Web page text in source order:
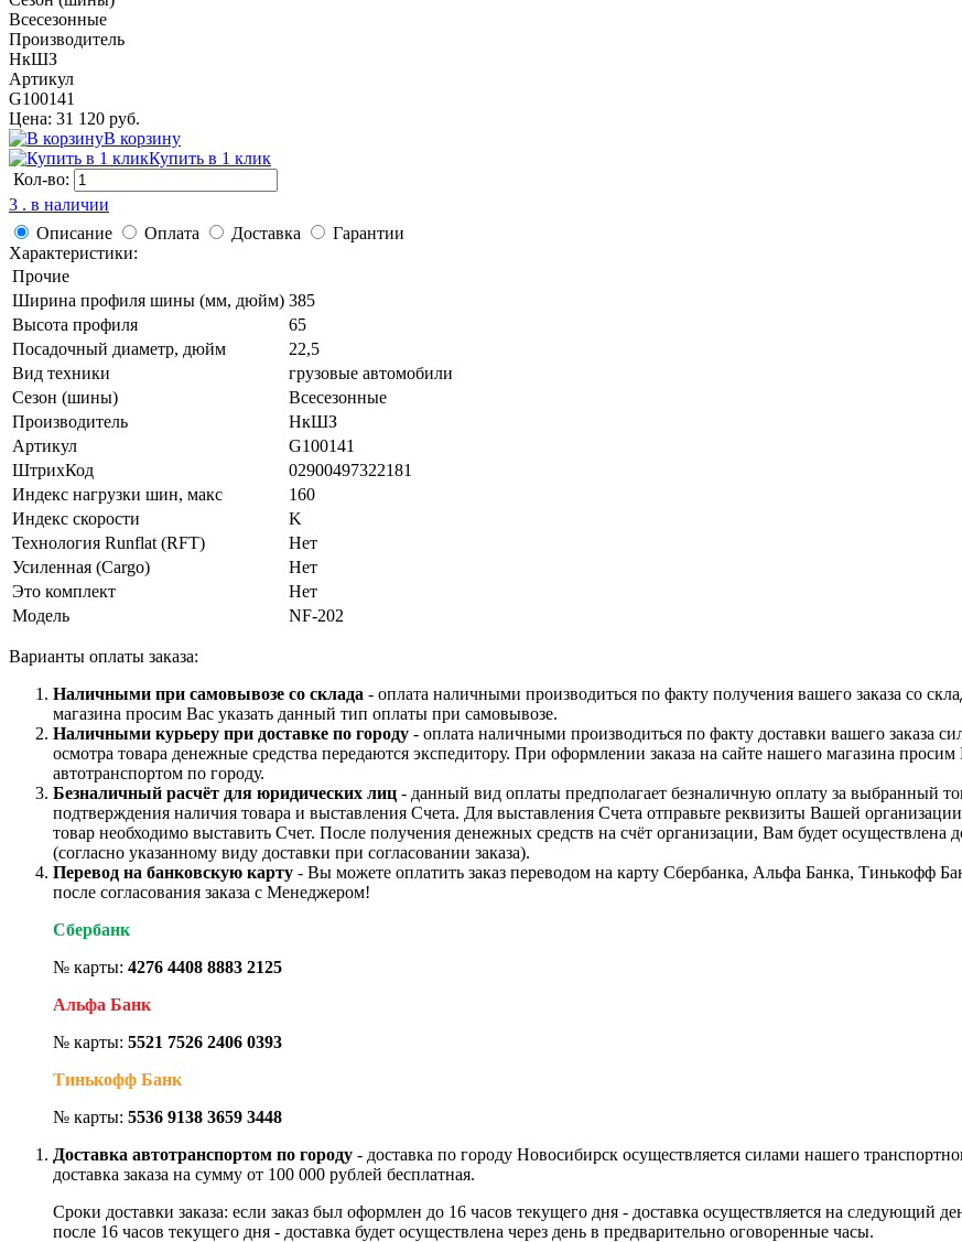
Всесезонные
Производитель
НкШЗ
Артикул
G100141
Цена: 31 120 руб.
В корзину
Купить в 1 клик
Кол-во:
3 . в наличии
Описание
Оплата Доставка
Гарантии
Характеристики:
Прочие
Ширина профиля шины (мм, дюйм) 385
Высота профиля
65
Посадочный диаметр, дюйм
22,5
Вид техники
грузовые автомобили
Сезон (шины)
Всесезонные
Производитель
НкШЗ
Артикул
G100141
ШтрихКод
02900497322181
Индекс нагрузки шин, макс
160
Индекс скорости
K
Технология Runflat (RFT)
Нет
Усиленная (Cargo)
Нет
Это комплект
Нет
Модель
NF-202
Варианты оплаты заказа:
Наличными при самовывозе со склада - оплата наличными производиться по факту получения вашего заказа со
магазина просим Вас указать данный тип оплаты при самовывозе.
Наличными курьеру при доставке по городу - оплата наличными производиться по факту доставки вашего заказа
осмотра товара денежные средства передаются экспедитору. При оформлении заказа на сайте нашего магазина
автотранспортом по городу.
Безналичный расчёт для юридических лиц - данный вид оплаты предполагает безналичную оплату за
подтверждения наличия товара и выставления Счета. Для выставления Счета отправьте реквизиты Вашей
товар необходимо выставить Счет. После получения денежных средств на счёт организации, Вам будет осуществлена
(согласно указанному виду доставки при согласовании заказа).
Перевод на банковскую карту - Вы можете оплатить заказ переводом на карту Сбербанка, Альфа Банка, Тинькофф
после согласования заказа с Менеджером!
Сбербанк
№ карты: 4276 4408 8883 2125
Альфа Банк
№ карты: 5521 7526 2406 0393
Тинькофф Банк
№ карты: 5536 9138 3659 3448
Доставка автотранспортом по городу - доставка по городу Новосибирск осуществляется силами нашего
доставка заказа на сумму от 100 000 рублей бесплатная.
Сроки доставки заказа: если заказ был оформлен до 16 часов текущего дня - доставка осуществляется на следующий
после 16 часов текущего дня - доставка будет осуществлена через день в предварительно оговоренные часы.